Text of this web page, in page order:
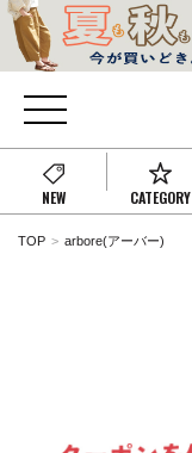
NEW CATEGORY
TOP arbore(アーバー)